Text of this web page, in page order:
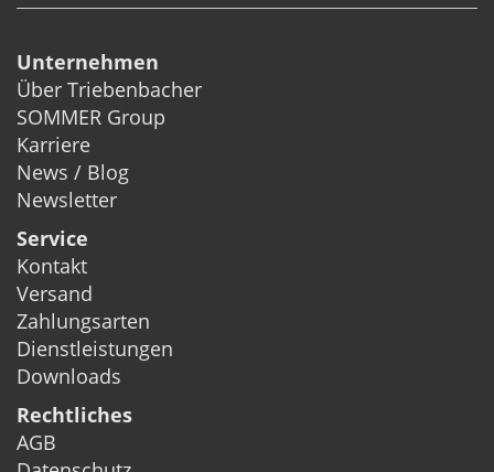
Unternehmen
Über Triebenbacher
SOMMER Group
Karriere
News / Blog
Newsletter
Service
Kontakt
Versand
Zahlungsarten
Dienstleistungen
Downloads
Rechtliches
AGB